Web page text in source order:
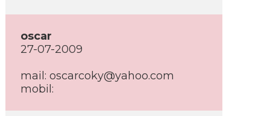
oscar
27-07-2009
mail: oscarcoky@yahoo.com
mobil: